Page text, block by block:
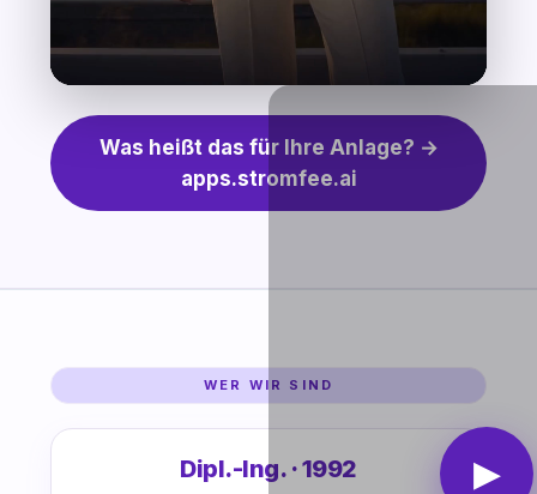
▶
Was heißt das für Ihre Anlage? →
apps.stromfee.ai
WER WIR SIND
Dipl.-Ing. · 1992